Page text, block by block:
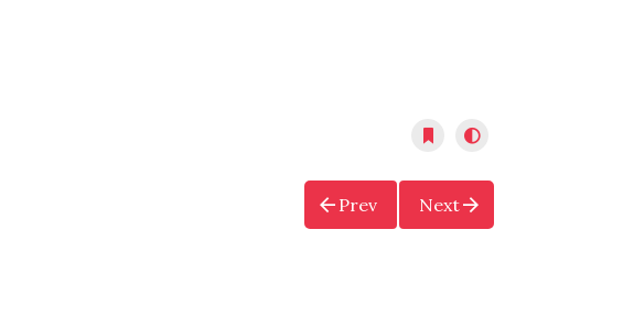
Prev Next